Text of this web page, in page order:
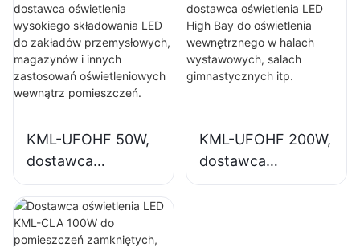
składowania LED
do zakładów
przemysłowych,
magazynów i
innych zastosowań
wewnątrz
pomieszczeń.
wewnętrznych w
zakładach
przemysłowych,
salach
KML-UFOHF 50W,
dostawca
oświetlenia
wysokiego
składowania LED
KML-UFOHF 200W,
dostawca
oświetlenia LED